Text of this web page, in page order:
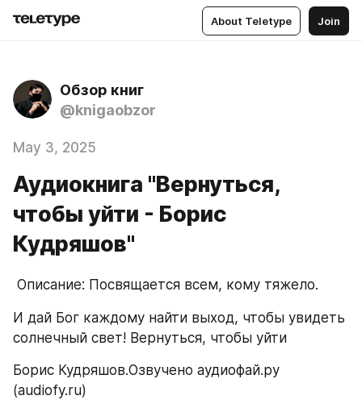
About Teletype Join
Обзор книг
@knigaobzor
May 3, 2025
Аудиокнига "Вернуться,
чтобы уйти - Борис
Кудряшов"
Описание: Посвящается всем, кому тяжело.
И дай Бог каждому найти выход, чтобы увидеть
солнечный свет! Вернуться, чтобы уйти
Борис Кудряшов.Озвучено аудиофай.ру
(audiofy.ru)